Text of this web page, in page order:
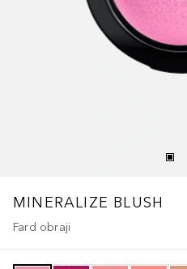
MINERALIZE BLUSH
Fard obraji